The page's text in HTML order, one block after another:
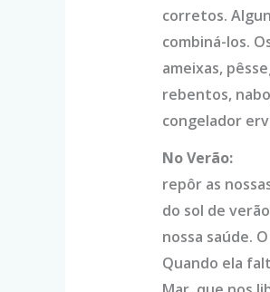
corretos.
combiná-los.
ameixas,
rebentos,
congelador
No Verão:
repôr as
do sol de
nossa saúde.
Quando ela